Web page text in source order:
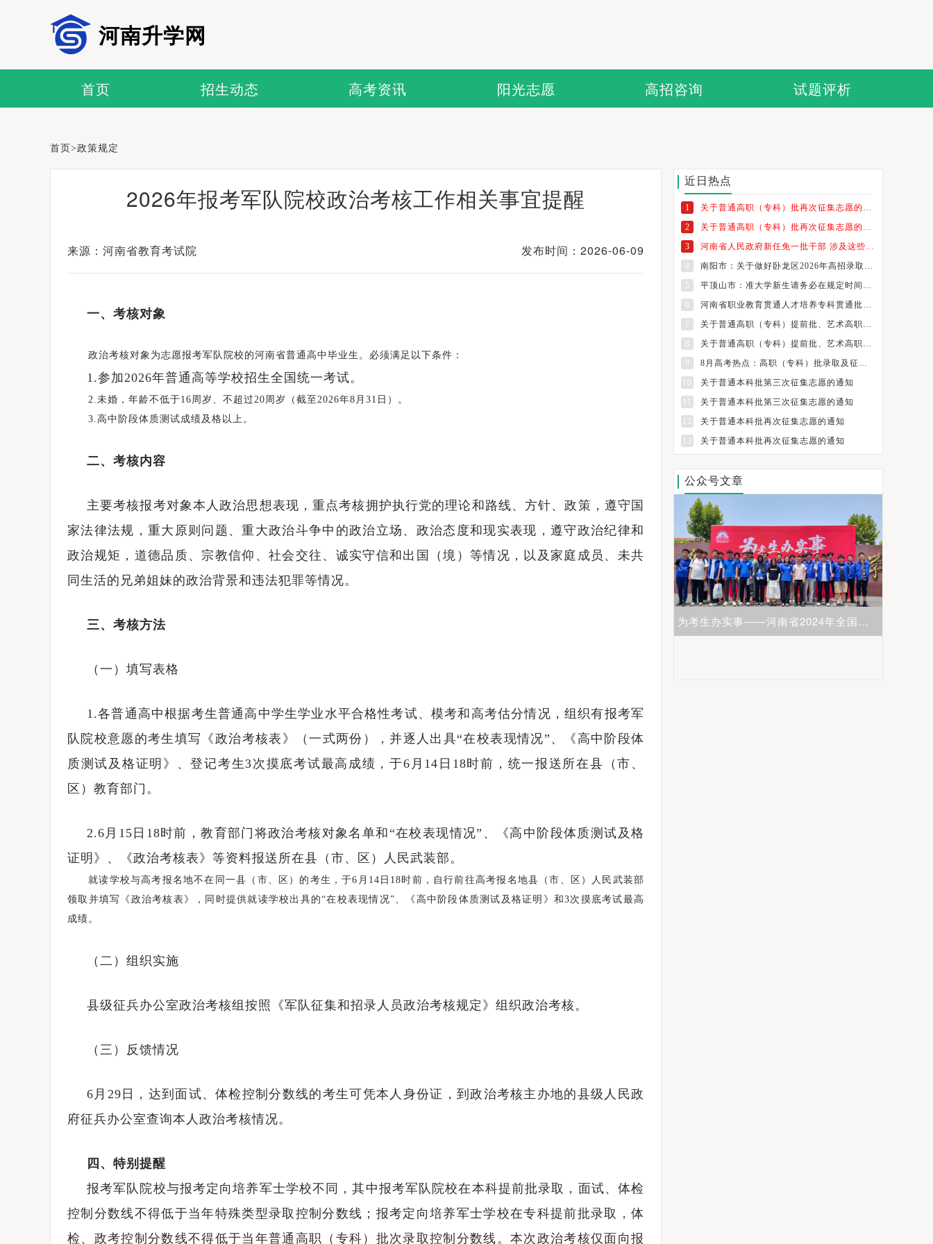
河南升学网
首页 招生动态 高考资讯 阳光志愿 高招咨询 试题评析
首页>政策规定
2026年报考军队院校政治考核工作相关事宜提醒
来源：河南省教育考试院 发布时间：2026-06-09
一、考核对象
政治考核对象为志愿报考军队院校的河南省普通高中毕业生。必须满足以下条件：
1.参加2026年普通高等学校招生全国统一考试。
2.未婚，年龄不低于16周岁、不超过20周岁（截至2026年8月31日）。
3.高中阶段体质测试成绩及格以上。
二、考核内容
主要考核报考对象本人政治思想表现，重点考核拥护执行党的理论和路线、方针、政策，遵守国
家法律法规，重大原则问题、重大政治斗争中的政治立场、政治态度和现实表现，遵守政治纪律和
政治规矩，道德品质、宗教信仰、社会交往、诚实守信和出国（境）等情况，以及家庭成员、未共
同生活的兄弟姐妹的政治背景和违法犯罪等情况。
三、考核方法
（一）填写表格
1.各普通高中根据考生普通高中学生学业水平合格性考试、模考和高考估分情况，组织有报考军
队院校意愿的考生填写《政治考核表》（一式两份），并逐人出具“在校表现情况”、《高中阶段体
质测试及格证明》、登记考生3次摸底考试最高成绩，于6月14日18时前，统一报送所在县（市、
区）教育部门。
2.6月15日18时前，教育部门将政治考核对象名单和“在校表现情况”、《高中阶段体质测试及格
证明》、《政治考核表》等资料报送所在县（市、区）人民武装部。
就读学校与高考报名地不在同一县（市、区）的考生，于6月14日18时前，自行前往高考报名地县（市、区）人民武装部
领取并填写《政治考核表》，同时提供就读学校出具的“在校表现情况”、《高中阶段体质测试及格证明》和3次摸底考试最高
成绩。
（二）组织实施
县级征兵办公室政治考核组按照《军队征集和招录人员政治考核规定》组织政治考核。
（三）反馈情况
6月29日，达到面试、体检控制分数线的考生可凭本人身份证，到政治考核主办地的县级人民政
府征兵办公室查询本人政治考核情况。
四、特别提醒
报考军队院校与报考定向培养军士学校不同，其中报考军队院校在本科提前批录取，面试、体检
控制分数线不得低于当年特殊类型录取控制分数线；报考定向培养军士学校在专科提前批录取，体
检、政考控制分数线不得低于当年普通高职（专科）批次录取控制分数线。本次政治考核仅面向报
近日热点
1
2
3
4
5
6
7
8
9
10
关于普通本科批第三次征集志愿的通知
关于普通本科批第三次征集志愿的通知
12
关于普通本科批再次征集志愿的通知
13
关于普通本科批再次征集志愿的通知
公众号文章
为考生办实事——河南省2024年全国普通高校招生志愿填报咨询会圆满举行